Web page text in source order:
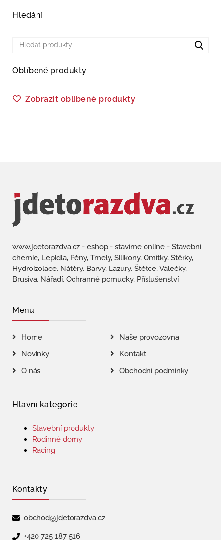
Hledání
Oblíbené produkty
Zobrazit oblíbené produkty
www.jdetorazdva.cz - eshop - stavíme online - Stavební
chemie, Lepidla, Pěny, Tmely, Silikony, Omítky, Stěrky,
Hydroizolace, Nátěry, Barvy, Lazury, Štětce, Válečky,
Brusiva, Nářadí, Ochranné pomůcky, Příslušenství
Menu
Home
Naše provozovna
Novinky
Kontakt
O nás
Obchodní podmínky
Hlavní kategorie
Stavební produkty
Rodinné domy
Racing
Kontakty
obchod@jdetorazdva.cz
+420 725 187 516